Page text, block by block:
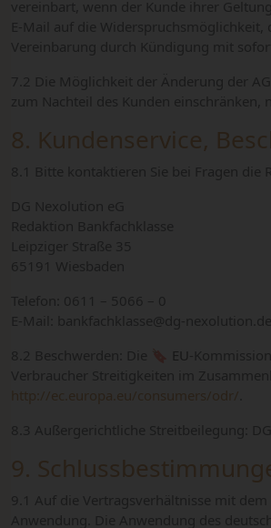
8. Kundenservice,
EU
http://ec.europa.eu/consumers/odr/
9.